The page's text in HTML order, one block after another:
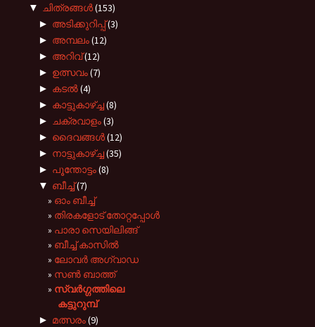
▼ ചിത്രങ്ങൾ(153)
► അടിക്കുറിപ്പ്(3)
► അമ്പലം(12)
► അറിവ്(12)
► ഉത്സവം(7)
► കടല്‍(4)
► കാട്ടുകാഴ്ച്ച(8)
► ചക്രവാളം(3)
► ദൈവങ്ങള്‍(12)
► നാട്ടുകാഴ്‌ച്ച(35)
► പൂന്തോട്ടം(8)
▼ ബീച്ച്(7)
ഓം ബീച്ച്
തിരകളോട് തോറ്റപ്പോള്‍
പാരാ സെയിലിങ്ങ്
ബീച്ച് കാസില്‍
ലോവർ അഗ്വാഡ
സണ്‍ ബാത്ത്
സ്വര്‍ഗ്ഗത്തിലെ
കട്ടുറുമ്പ്
► മത്സരം(9)